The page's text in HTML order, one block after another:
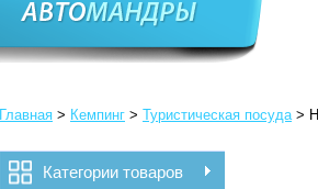
Главная > Кемпинг > Туристическая посуда >
Категории товаров